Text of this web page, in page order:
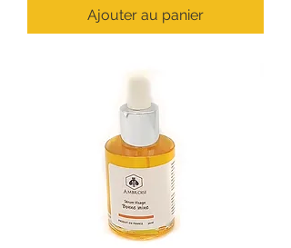
Ajouter au panier